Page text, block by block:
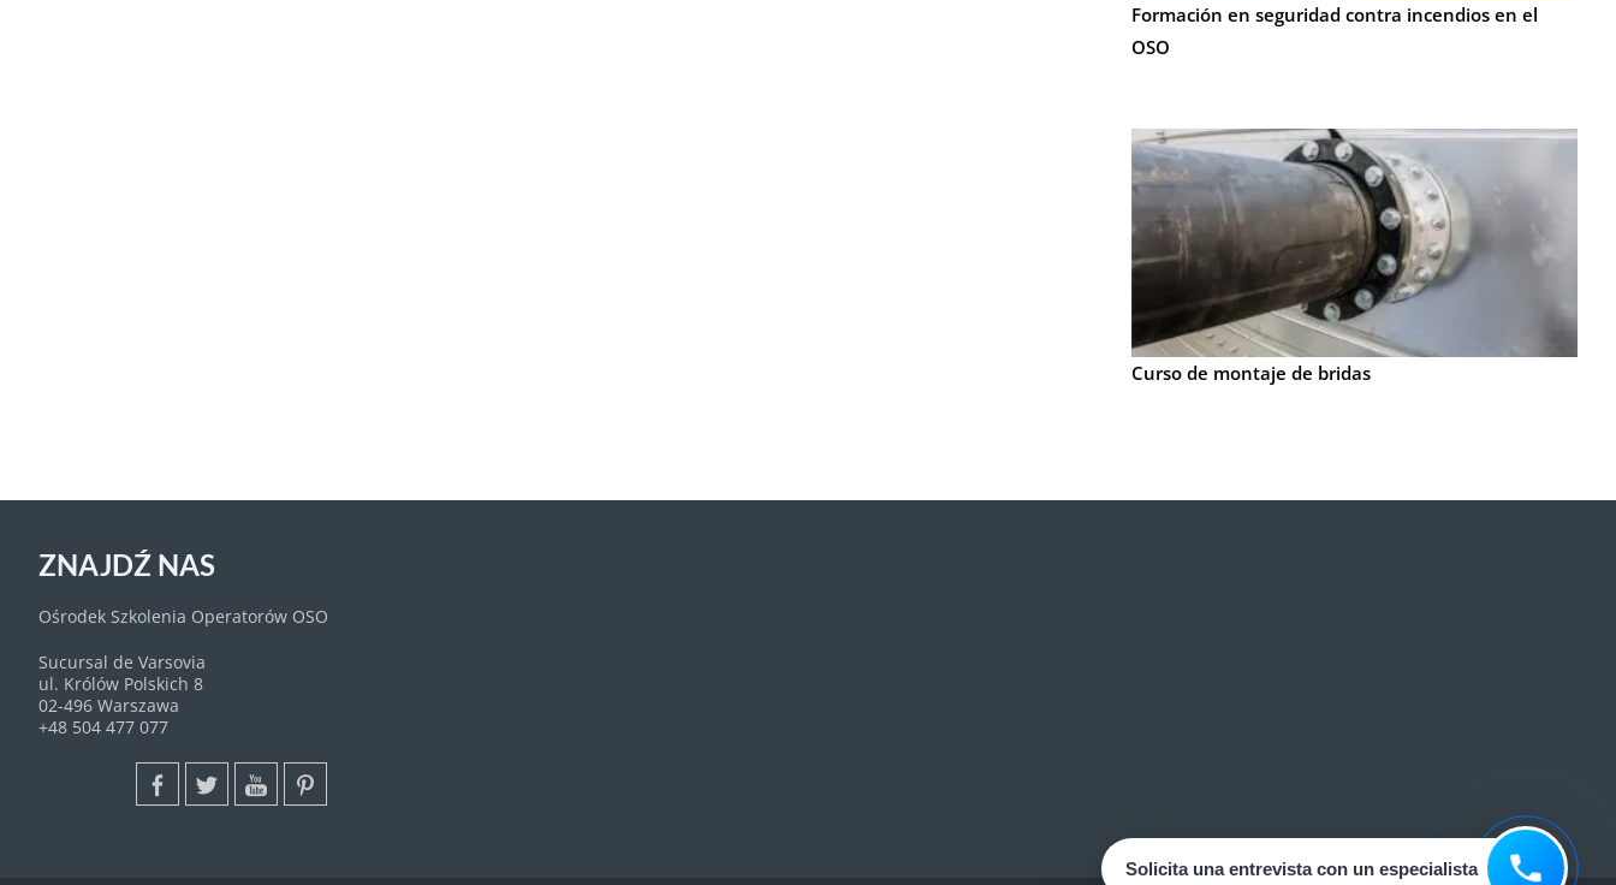
Formación en seguridad contra incendios en el
OSO
Curso de montaje de bridas
ZNAJDŹ NAS
Ośrodek Szkolenia Operatorów OSO
Sucursal de Varsovia
ul. Królów Polskich 8
02-496 Warszawa
+48 504 477 077
Solicita una entrevista con un especialista